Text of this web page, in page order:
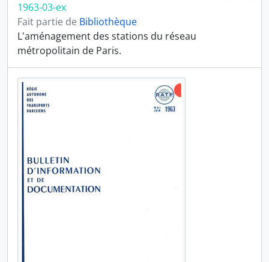
1963-03-ex
Fait partie de Bibliothèque
L'aménagement des stations du réseau
métropolitain de Paris.